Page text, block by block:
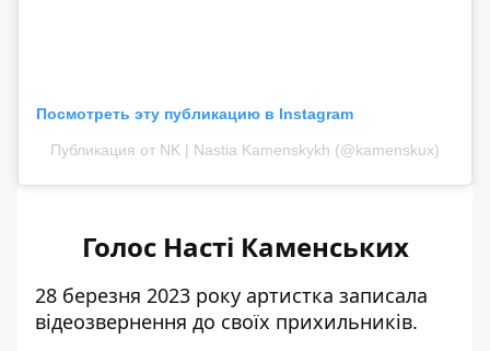
Посмотреть эту публикацию в Instagram
Публикация от NK | Nastia Kamenskykh (@kamenskux)
Голос Насті Каменських
28 березня 2023 року артистка записала
відеозвернення до своїх прихильників.